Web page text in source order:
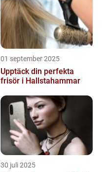
01 september 2025
Upptäck din perfekta
frisör i Hallstahammar
30 juli 2025